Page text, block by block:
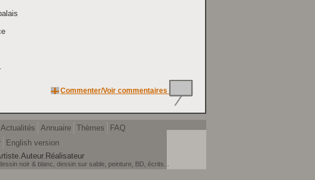
Commenter/Voir commentaires
Actualités Annuaire Thèmes
FAQ
English version
noir & blanc, dessin sur sable, peinture, BD, écrits...